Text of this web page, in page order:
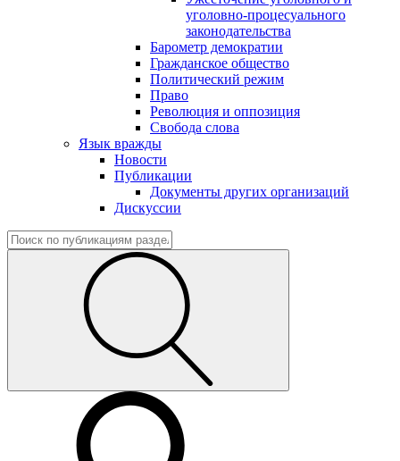
уголовно-процесуального
законодательства
Барометр демократии
Гражданское общество
Политический режим
Право
Революция и оппозиция
Свобода слова
Язык вражды
Новости
Публикации
Документы других организаций
Дискуссии